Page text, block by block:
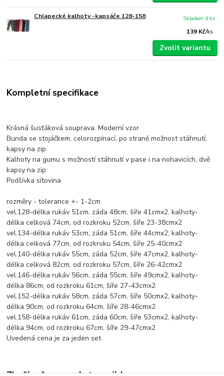
Chlapecké kalhoty -kapsáče 128-158
139 Kč/ks
Skladem 4 ks
Zvolit variantu
Kompletní specifikace
Krásná šusťáková souprava. Moderní vzor
Bunda se stojáčkem, celorozpínací, po straně možnost stáhnutí,
kapsy na zip
Kalhoty na gumu s možností stáhnutí v pase i na nohavicích, dvě
kapsy na zip
Podšívka sítovina
rozměry - tolerance +- 1-2cm
vel.128-délka rukáv 51cm, záda 48cm, šíře 41cmx2, kalhoty-
délka celková 74cm, od rozkroku 52cm, šíře 23-38cmx2
vel.134-délka rukáv 53cm, záda 51cm, šíře 44cmx2, kalhoty-
délka celková 77cm, od rozkroku 54cm, šíře 25-40cmx2
vel.140-délka rukáv 55cm, záda 52cm, šíře 47cmx2, kalhoty-
délka celková 82cm, od rozkroku 57cm, šíře 26-42cmx2
vel.146-délka rukáv 56cm, záda 55cm, šíře 49cmx2, kalhoty-
délka 86cm, od rozkroku 61cm, šíře 27-43cmx2
vel.152-délka rukáv 58cm, záda 57cm, šíře 50cmx2, kalhoty-
délka 90cm, od rozkroku 64cm, šíře 28-46cmx2
vel.158-délka rukáv 61cm, záda 60cm, šíře 53cmx2, kalhoty-
délka 94cm, od rozkroku 67cm, šíře 29-47cmx2
Uvedená cena je za jeden set